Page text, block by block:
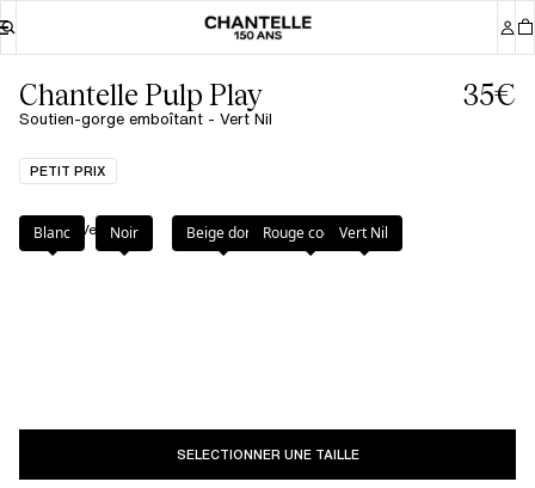
Chantelle Pulp Play
Soutien-gorge emboîtant - Vert Nil
35€
PETIT PRIX
Couleur Vert Nil
Blanc Noir Beige doré Rouge cocktailVert Nil
SELECTIONNER UNE TAILLE